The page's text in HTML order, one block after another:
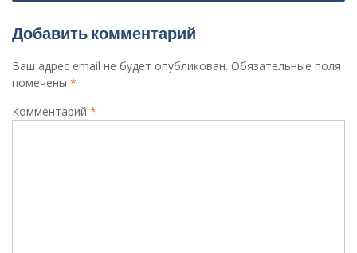
Добавить комментарий
Ваш адрес email не будет опубликован. Обязательные поля
помечены *
Комментарий *